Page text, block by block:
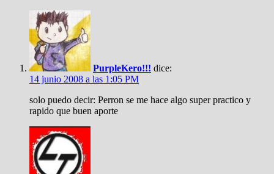
PurpleKero!!! dice:
14 junio 2008 a las 1:05 PM
solo puedo decir: Perron se me hace algo super practico y
rapido que buen aporte